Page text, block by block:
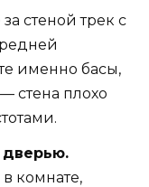
стеной трек с
именно басы,
стена плохо
дверью.
комнате,